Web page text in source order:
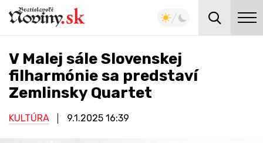
V Malej sále Slovenskej
filharmónie sa predstaví
Zemlinsky Quartet
KULTÚRA 9.1.2025 16:39